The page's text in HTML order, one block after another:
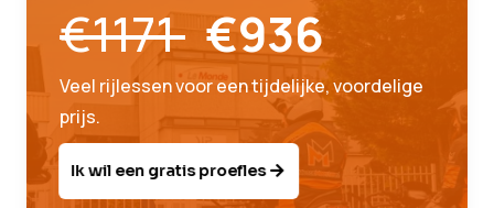
€1171 €936
Veel rijlessen voor een tijdelijke, voordelige
prijs.
Ik wil een gratis proefles